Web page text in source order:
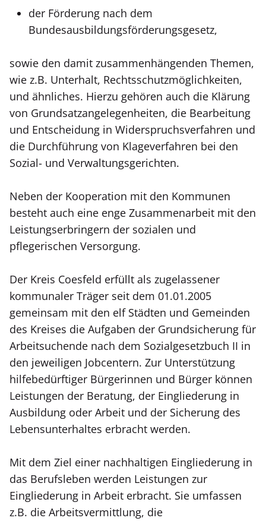
der Förderung nach dem
Bundesausbildungsförderungsgesetz,
sowie den damit zusammenhängenden Themen,
wie z.B. Unterhalt, Rechtsschutzmöglichkeiten,
und ähnliches. Hierzu gehören auch die Klärung
von Grundsatzangelegenheiten, die Bearbeitung
und Entscheidung in Widerspruchsverfahren und
die Durchführung von Klageverfahren bei den
Sozial- und Verwaltungsgerichten.
Neben der Kooperation mit den Kommunen
besteht auch eine enge Zusammenarbeit mit den
Leistungserbringern der sozialen und
pflegerischen Versorgung.
Der Kreis Coesfeld erfüllt als zugelassener
kommunaler Träger seit dem 01.01.2005
gemeinsam mit den elf Städten und Gemeinden
des Kreises die Aufgaben der Grundsicherung für
Arbeitsuchende nach dem Sozialgesetzbuch II in
den jeweiligen Jobcentern. Zur Unterstützung
hilfebedürftiger Bürgerinnen und Bürger können
Leistungen der Beratung, der Eingliederung in
Ausbildung oder Arbeit und der Sicherung des
Lebensunterhaltes erbracht werden.
Mit dem Ziel einer nachhaltigen Eingliederung in
das Berufsleben werden Leistungen zur
Eingliederung in Arbeit erbracht. Sie umfassen
z.B. die Arbeitsvermittlung, die